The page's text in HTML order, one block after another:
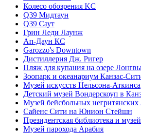
Колесо обозрения KC
Q39 Мидтаун
Q39 Саут
Грин Леди Лаунж
Ап-Даун КС
Garozzo's Downtown
Дистиллерия Дж. Ригер
Пляж для купания на озере
Зоопарк и океанариум Канзас-
Музей искусств Нельсона-Аткинса
Детский музей Вондерскоуп в
Музей бейсбольных негритянских
Сайенс Сити на Юнион Стейшн
Президентская библиотека и
Музей парохода Арабия